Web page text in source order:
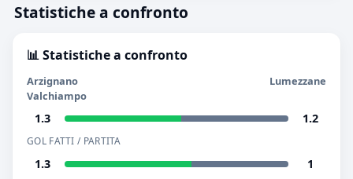
Statistiche a confronto
📊 Statistiche a confronto
Arzignano
Valchiampo
Lumezzane
1.3 1.2
GOL FATTI / PARTITA
1.3 1